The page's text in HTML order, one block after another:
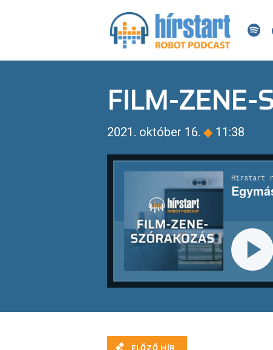
FILM-ZENE-
2021. október 16. ◆ 11:38